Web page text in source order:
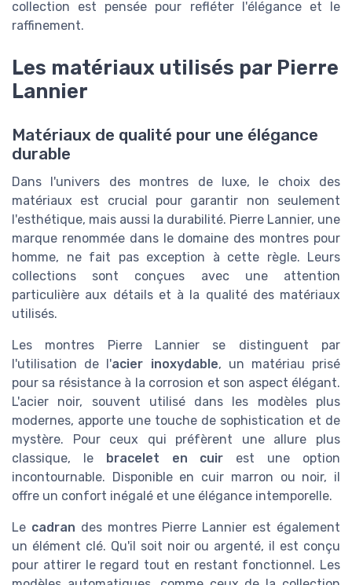
collection est pensée pour refléter l'élégance et le
raffinement.
Les matériaux utilisés par Pierre
Lannier
Matériaux de qualité pour une élégance
durable
Dans l'univers des montres de luxe, le choix des
matériaux est crucial pour garantir non seulement
l'esthétique, mais aussi la durabilité. Pierre Lannier, une
marque renommée dans le domaine des montres pour
homme, ne fait pas exception à cette règle. Leurs
collections sont conçues avec une attention
particulière aux détails et à la qualité des matériaux
utilisés.
Les montres Pierre Lannier se distinguent par
l'utilisation de l'acier inoxydable, un matériau prisé
pour sa résistance à la corrosion et son aspect élégant.
L'acier noir, souvent utilisé dans les modèles plus
modernes, apporte une touche de sophistication et de
mystère. Pour ceux qui préfèrent une allure plus
classique, le bracelet en cuir est une option
incontournable. Disponible en cuir marron ou noir, il
offre un confort inégalé et une élégance intemporelle.
Le cadran des montres Pierre Lannier est également
un élément clé. Qu'il soit noir ou argenté, il est conçu
pour attirer le regard tout en restant fonctionnel. Les